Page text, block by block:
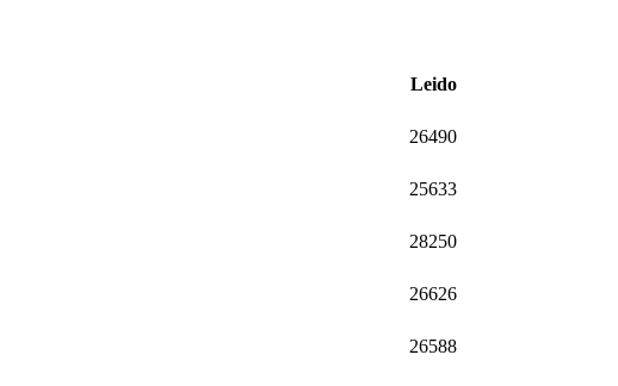
Leido
26490
25633
28250
26626
26588